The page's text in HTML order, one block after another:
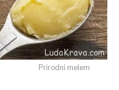
Prirodni melem